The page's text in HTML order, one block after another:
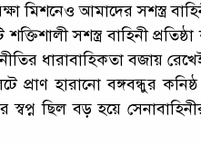
মিশনেও আমাদের সশস্ত্র
সশস্ত্র বাহিনী
ধারাবাহিকতা বজায়
হারানো বঙ্গবন্ধুর
ছিল বড় হয়ে